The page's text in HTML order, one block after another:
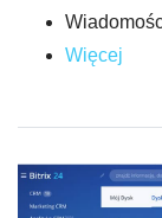
Więcej